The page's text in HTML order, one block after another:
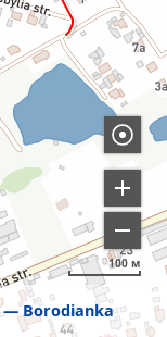
Borodianka
100 м